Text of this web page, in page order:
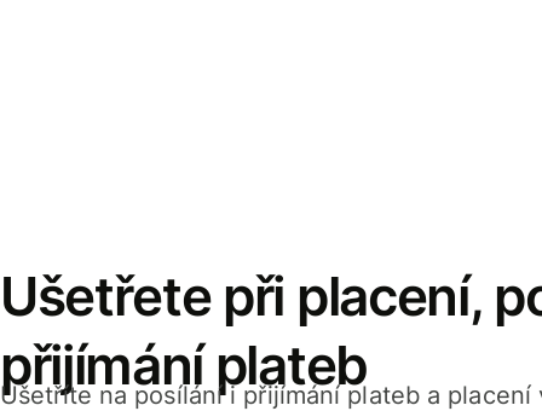
Ušetřete při placení,
přijímání plateb
Ušetříte na posílání i přijímání plateb a